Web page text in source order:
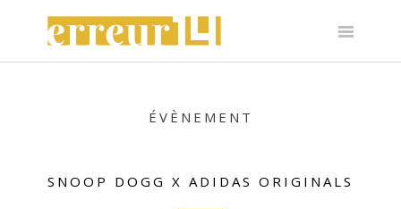
ÉVÈNEMENT
SNOOP DOGG X ADIDAS ORIGINALS